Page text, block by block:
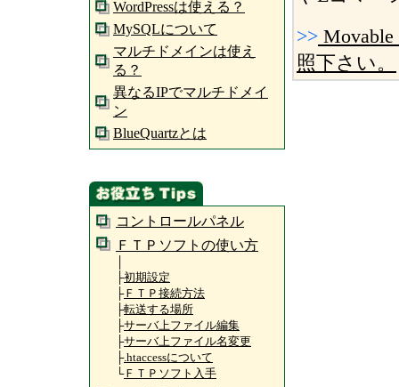
WordPressは使える？
MySQLについて
マルチドメインは使え
る？
異なるIPでマルチドメイ
ン
BlueQuartzとは
コントロールパネル
ＦＴＰソフトの使い方
├初期設定
├ＦＴＰ接続方法
├転送する場所
├サーバ上ファイル編集
├サーバ上ファイル名変更
├.htaccessについて
└ＦＴＰソフト入手
>>
照下さい。